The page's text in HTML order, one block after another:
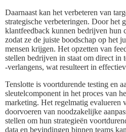
Daarnaast kan het verbeteren van
strategische verbeteringen. Door het
klantfeedback kunnen bedrijven hun
zodat ze de juiste boodschap op het
mensen krijgen. Het opzetten van
stellen bedrijven in staat om direct in
-verlangens, wat resulteert in
Tenslotte is voortdurende testing en
sleutelcomponent in het proces van
marketing. Het regelmatig evalueren
doorvoeren van noodzakelijke
stellen om hun strategieën
data en bevindingen binnen teams